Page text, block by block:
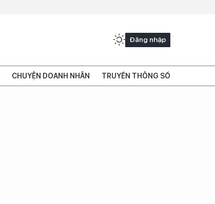
Đăng nhập
CHUYỆN DOANH NHÂN TRUYỀN THÔNG SỐ